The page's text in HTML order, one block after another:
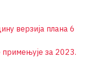
верзија плана 6
примењује за 2023.